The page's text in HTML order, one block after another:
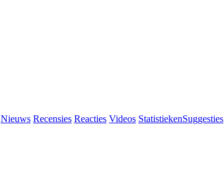
Nieuws Recensies Reacties Videos StatistiekenSuggesties